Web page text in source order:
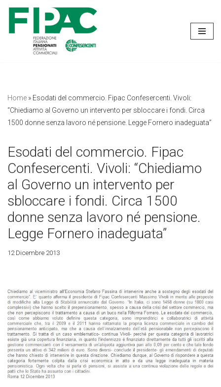
Vai
contenuto
Home » Esodati del commercio. Fipac Confesercenti. Vivoli:
“Chiediamo al Governo un intervento per sbloccare i fondi. Circa
1500 donne senza lavoro né pensione. Legge Fornero inadeguata”
Esodati del commercio. Fipac
Confesercenti. Vivoli: “Chiediamo
al Governo un intervento per
sbloccare i fondi. Circa 1500
donne senza lavoro né pensione.
Legge Fornero inadeguata”
12 Dicembre 2013